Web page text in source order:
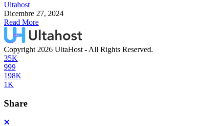
Ultahost
Dicembre 27, 2024
Read More
Copyright 2026 UltaHost - All Rights Reserved.
35K
999
198K
1K
Share